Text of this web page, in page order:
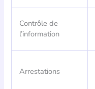
Contrôle de
l’information
Arrestations